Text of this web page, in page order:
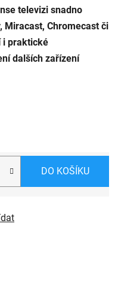
televizi snadno
Miracast, Chromecast či
i praktické
dalších zařízení
DO KOŠÍKU